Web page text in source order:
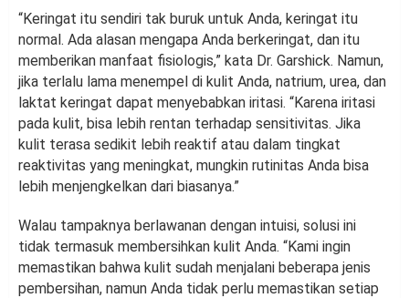
“Keringat itu sendiri tak buruk untuk Anda, keringat itu
normal. Ada alasan mengapa Anda berkeringat, dan itu
memberikan manfaat fisiologis,” kata Dr. Garshick. Namun,
jika terlalu lama menempel di kulit Anda, natrium, urea, dan
laktat keringat dapat menyebabkan iritasi. “Karena iritasi
pada kulit, bisa lebih rentan terhadap sensitivitas. Jika
kulit terasa sedikit lebih reaktif atau dalam tingkat
reaktivitas yang meningkat, mungkin rutinitas Anda bisa
lebih menjengkelkan dari biasanya.”
Walau tampaknya berlawanan dengan intuisi, solusi ini
tidak termasuk membersihkan kulit Anda. “Kami ingin
memastikan bahwa kulit sudah menjalani beberapa jenis
pembersihan, namun Anda tidak perlu memastikan setiap